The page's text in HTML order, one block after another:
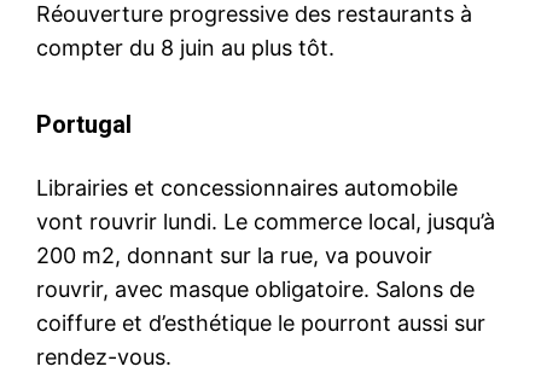
Réouverture progressive des restaurants à
compter du 8 juin au plus tôt.
Portugal
Librairies et concessionnaires automobile
vont rouvrir lundi. Le commerce local, jusqu’à
200 m2, donnant sur la rue, va pouvoir
rouvrir, avec masque obligatoire. Salons de
coiffure et d’esthétique le pourront aussi sur
rendez-vous.